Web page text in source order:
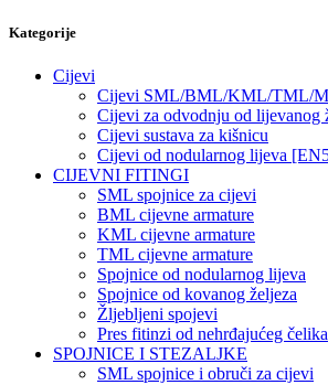
Kategorije
Cijevi
Cijevi SML/BML/KML/TML/
Cijevi za odvodnju od
Cijevi sustava za kišnicu
Cijevi od nodularnog lijeva
CIJEVNI FITINGI
SML spojnice za cijevi
BML cijevne armature
KML cijevne armature
TML cijevne armature
Spojnice od nodularnog lijeva
Spojnice od kovanog željeza
Žljebljeni spojevi
Pres fitinzi od nehrđajućeg čelika
SPOJNICE I STEZALJKE
SML spojnice i obruči za cijevi